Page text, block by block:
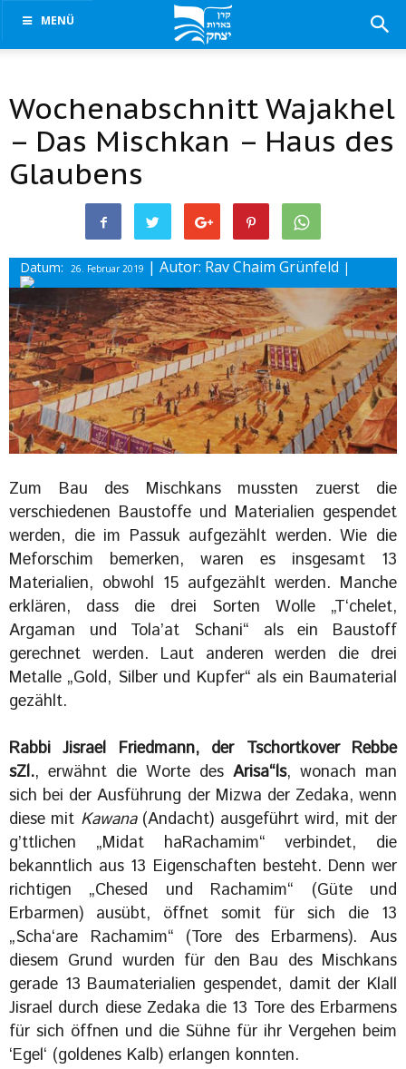
MENÜ
Wochenabschnitt Wajakhel
– Das Mischkan – Haus des
Glaubens
Datum: 26. Februar 2019 | Autor: Rav Chaim Grünfeld |
Zum Bau des Mischkans mussten zuerst die
verschiedenen Baustoffe und Materialien gespendet
werden, die im Passuk aufgezählt werden. Wie die
Meforschim bemerken, waren es insgesamt 13
Materialien, obwohl 15 aufgezählt werden. Manche
erklären, dass die drei Sorten Wolle „T‘chelet,
Argaman und Tola’at Schani“ als ein Baustoff
gerechnet werden. Laut anderen werden die drei
Metalle „Gold, Silber und Kupfer“ als ein Baumaterial
gezählt.
Rabbi Jisrael Friedmann, der Tschortkover Rebbe
sZl., erwähnt die Worte des Arisa“ls, wonach man
sich bei der Ausführung der Mizwa der Zedaka, wenn
diese mit Kawana(Andacht) ausgeführt wird, mit der
g’ttlichen „Midat haRachamim“ verbindet, die
bekanntlich aus 13 Eigenschaften besteht. Denn wer
richtigen „Chesed und Rachamim“ (Güte und
Erbarmen) ausübt, öffnet somit für sich die 13
„Scha‘are Rachamim“ (Tore des Erbarmens). Aus
diesem Grund wurden für den Bau des Mischkans
gerade 13 Baumaterialien gespendet, damit der Klall
Jisrael durch diese Zedaka die 13 Tore des Erbarmens
für sich öffnen und die Sühne für ihr Vergehen beim
‘Egel‘ (goldenes Kalb) erlangen konnten.